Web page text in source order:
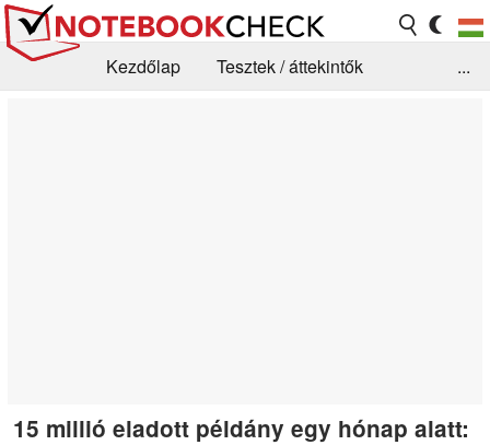
Kezdőlap
Tesztek / áttekintők
...
15 millió eladott példány egy hónap alatt: